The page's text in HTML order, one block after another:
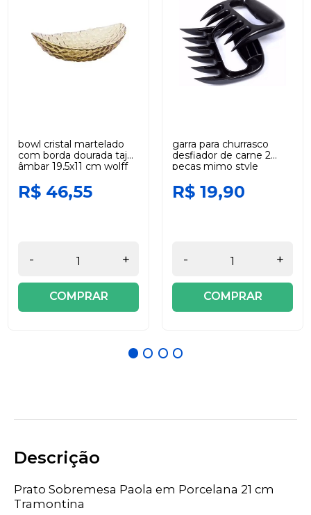
bowl cristal martelado
com borda dourada taj
âmbar 19,5x11 cm wolff
R$ 46,55
- +
COMPRAR
garra para churrasco
desfiador de carne 2
peças mimo style
R$ 19,90
- +
COMPRAR
Descrição
Prato Sobremesa Paola em Porcelana 21 cm
Tramontina